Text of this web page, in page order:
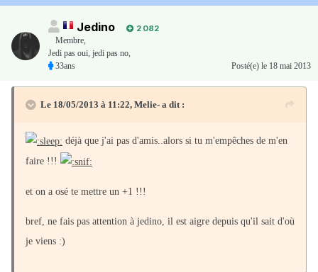
Jedino
2 082
Membre,
Jedi pas oui, jedi pas no,
33ans
Posté(e) le 18 mai 2013
Le 18/05/2013 à 11:22, Melie- a dit :
déjà que j'ai pas d'amis..alors si tu m'empêches de m'en
faire !!!
et on a osé te mettre un +1 !!!
bref, ne fais pas attention à jedino, il est aigre depuis qu'il sait d'où
je viens :)